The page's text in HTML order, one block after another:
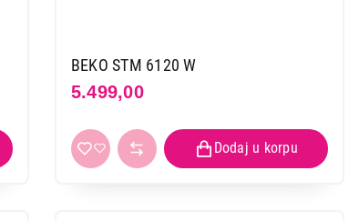
BEKO STM 6120 W
5.499,00